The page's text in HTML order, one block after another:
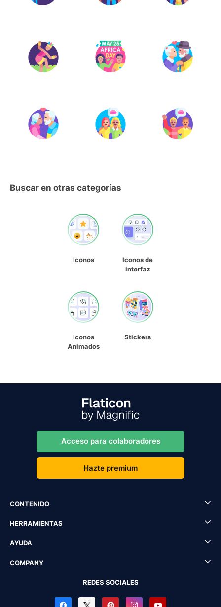
Buscar en otras categorías
Iconos
Iconos de
interfaz
Iconos
Animados
Stickers
Acceso para colaboradores
Hazte premium
CONTENIDO
HERRAMIENTAS
AYUDA
COMPANY
REDES SOCIALES